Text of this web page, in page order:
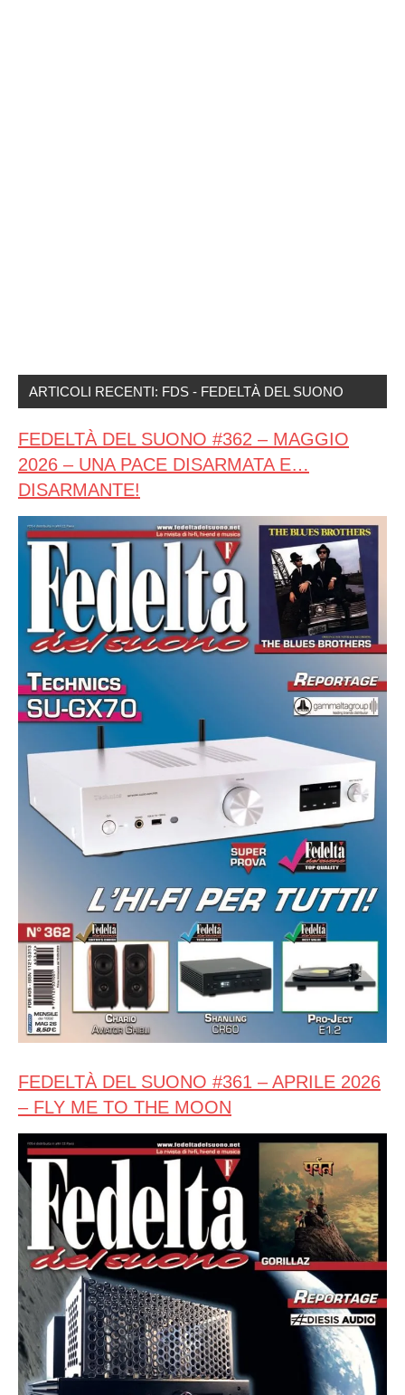
ARTICOLI RECENTI: FDS - FEDELTÀ DEL SUONO
FEDELTÀ DEL SUONO #362 – MAGGIO
2026 – UNA PACE DISARMATA E…
DISARMANTE!
FEDELTÀ DEL SUONO #361 – APRILE 2026
– FLY ME TO THE MOON